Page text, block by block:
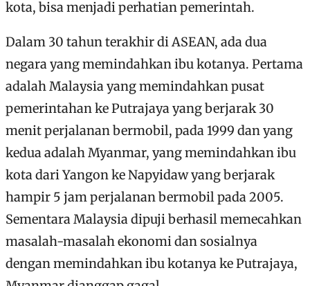
kota, bisa menjadi perhatian pemerintah.
Dalam 30 tahun terakhir di ASEAN, ada dua
negara yang memindahkan ibu kotanya. Pertama
adalah Malaysia yang memindahkan pusat
pemerintahan ke Putrajaya yang berjarak 30
menit perjalanan bermobil, pada 1999 dan yang
kedua adalah Myanmar, yang memindahkan ibu
kota dari Yangon ke Napyidaw yang berjarak
hampir 5 jam perjalanan bermobil pada 2005.
Sementara Malaysia dipuji berhasil memecahkan
masalah-masalah ekonomi dan sosialnya
dengan memindahkan ibu kotanya ke Putrajaya,